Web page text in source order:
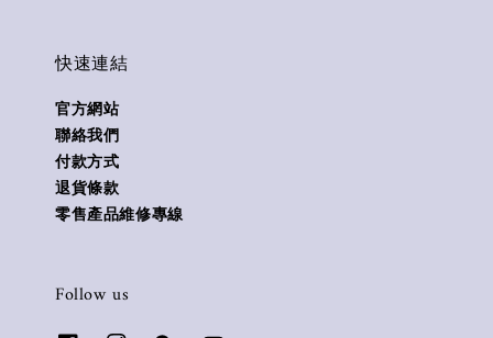
快速連結
官方網站
聯絡我們
付款方式
退貨條款
零售產品維修專線
Follow us